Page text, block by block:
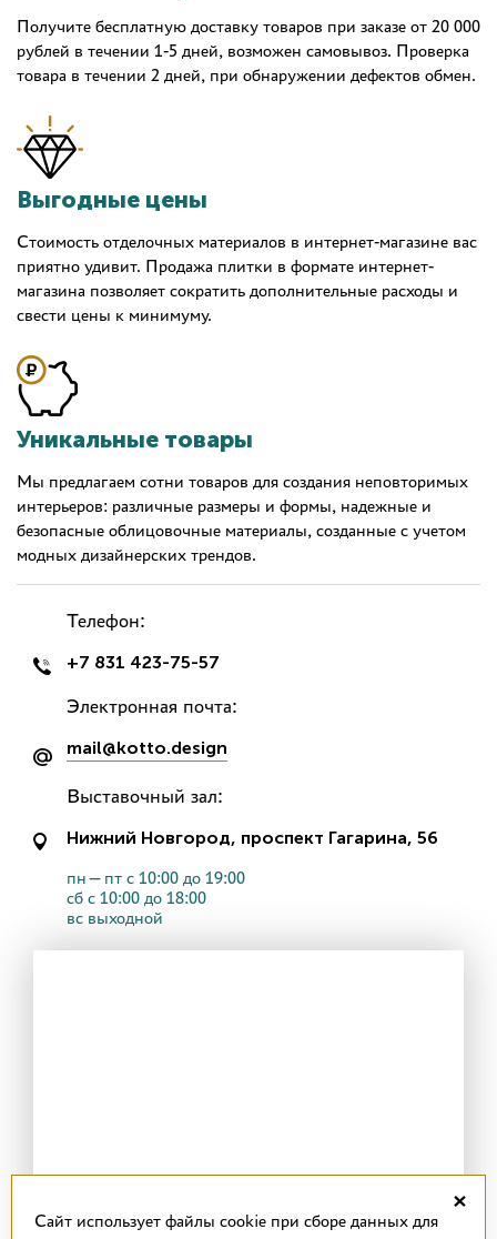
Получите бесплатную доставку товаров при заказе от 20 000
рублей в течении 1-5 дней, возможен самовывоз. Проверка
товара в течении 2 дней, при обнаружении дефектов обмен.
Выгодные цены
Стоимость отделочных материалов в интернет-магазине вас
приятно удивит. Продажа плитки в формате интернет-
магазина позволяет сократить дополнительные расходы и
свести цены к минимуму.
Уникальные товары
Мы предлагаем сотни товаров для создания неповторимых
интерьеров: различные размеры и формы, надежные и
безопасные облицовочные материалы, созданные с учетом
модных дизайнерских трендов.
Телефон:
+7 831 423-75-57
Электронная почта:
mail@kotto.design
Выставочный зал:
Нижний Новгород, проспект Гагарина, 56
пн—пт с 10:00 до 19:00
сб с 10:00 до 18:00
вс выходной
×
Cайт использует файлы cookie при сборе данных для